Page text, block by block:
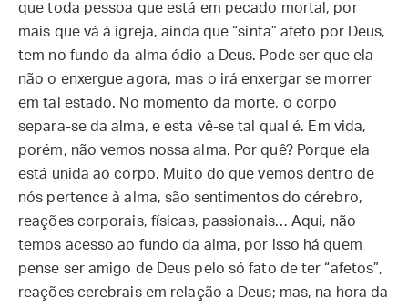
que toda pessoa que está em pecado mortal, por
mais que vá à igreja, ainda que “sinta” afeto por Deus,
tem no fundo da alma ódio a Deus. Pode ser que ela
não o enxergue agora, mas o irá enxergar se morrer
em tal estado. No momento da morte, o corpo
separa-se da alma, e esta vê-se tal qual é. Em vida,
porém, não vemos nossa alma. Por quê? Porque ela
está unida ao corpo. Muito do que vemos dentro de
nós pertence à alma, são sentimentos do cérebro,
reações corporais, físicas, passionais… Aqui, não
temos acesso ao fundo da alma, por isso há quem
pense ser amigo de Deus pelo só fato de ter “afetos”,
reações cerebrais em relação a Deus; mas, na hora da